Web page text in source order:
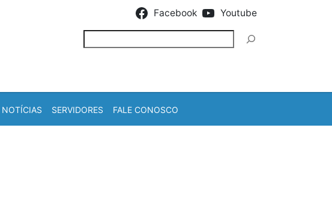
Facebook Youtube
NOTÍCIAS SERVIDORES FALE CONOSCO